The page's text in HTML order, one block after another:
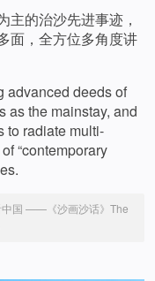
主的治沙先进事迹，
面，全方位多角度讲
advanced deeds of
as the mainstay, and
to radiate multi-
“contemporary
中国 ——《沙画沙话》The